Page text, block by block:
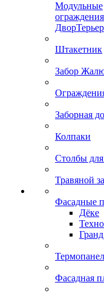
Модульные
ограждения
ДворТерьер
Штакетник
Забор
Заборная
Колпаки
Столбы для
Травяной
Фасадные
Дёке
Гранд
Фасадная